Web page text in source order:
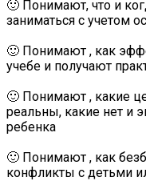
🙂 Понимают, что и
заниматься с учетом
🙂 Понимают , как
учебе и получают
🙂 Понимают , какие
реальны, какие нет и
ребенка
🙂 Понимают , как
конфликты с детьми